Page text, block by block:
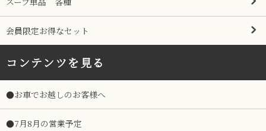
会員限定お得なセット
コンテンツを見る
●お車でお越しのお客様へ
●7月8月の営業予定